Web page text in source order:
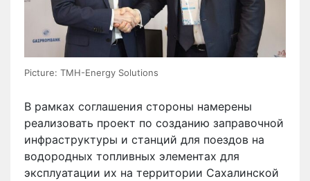
Picture: TMH-Energy Solutions
В рамках соглашения стороны намерены
реализовать проект по созданию заправочной
инфраструктуры и станций для поездов на
водородных топливных элементах для
эксплуатации их на территории Сахалинской